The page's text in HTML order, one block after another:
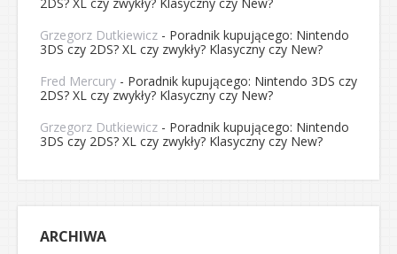
Grzegorz Dutkiewicz - Poradnik kupującego: Nintendo
3DS czy 2DS? XL czy zwykły? Klasyczny czy New?
Fred Mercury - Poradnik kupującego: Nintendo 3DS czy
2DS? XL czy zwykły? Klasyczny czy New?
Grzegorz Dutkiewicz - Poradnik kupującego: Nintendo
3DS czy 2DS? XL czy zwykły? Klasyczny czy New?
ARCHIWA